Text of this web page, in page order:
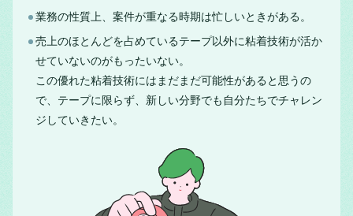
業務の性質上、案件が重なる時期は忙しいときがある。
売上のほとんどを占めているテープ以外に粘着技術が活か
せていないのがもったいない。
この優れた粘着技術にはまだまだ可能性があると思うの
で、テープに限らず、新しい分野でも自分たちでチャレン
ジしていきたい。